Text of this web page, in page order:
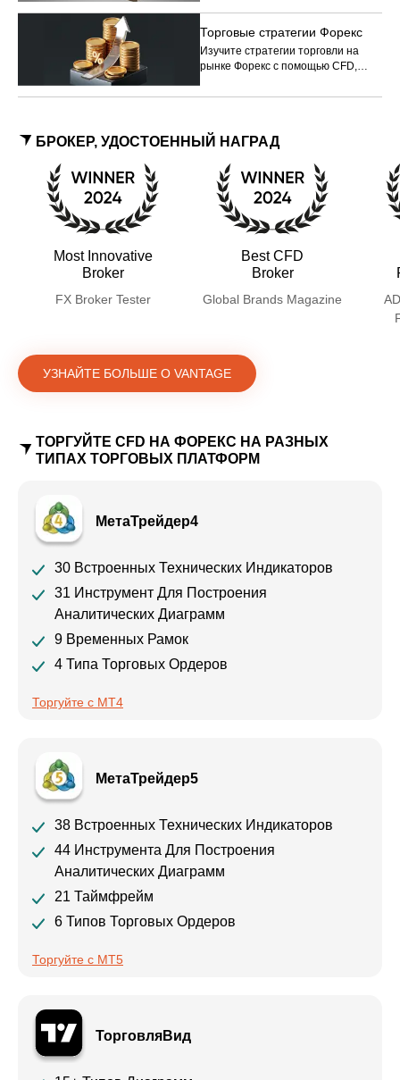
почему любому серьезному
трейдеру следует обратить
внимание на этот динамичный
рынок.
Торговые стратегии Форекс
Изучите стратегии торговли на
рынке Форекс с помощью CFD,
ориентироваться в потенциальных
БРОКЕР, УДОСТОЕННЫЙ НАГРАД
Most Innovative
Broker
FX Broker Tester
Best CFD
Broker
Global Brands Magazine
УЗНАЙТЕ БОЛЬШЕ О VANTAGE
ТОРГУЙТЕ CFD НА ФОРЕКС НА РАЗНЫХ
ТИПАХ ТОРГОВЫХ ПЛАТФОРМ
МетаТрейдер4
30 Встроенных Технических Индикаторов
31 Инструмент Для Построения
Аналитических Диаграмм
9 Временных Рамок
4 Типа Торговых Ордеров
Торгуйте с MT4
МетаТрейдер5
38 Встроенных Технических Индикаторов
44 Инструмента Для Построения
Аналитических Диаграмм
21 Таймфрейм
6 Типов Торговых Ордеров
Торгуйте с MT5
ТорговляВид